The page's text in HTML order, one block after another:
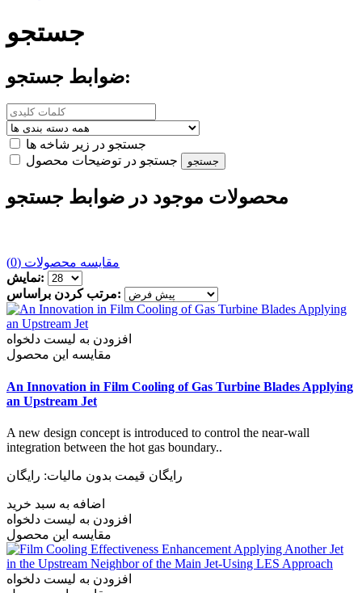
جستجو
ضوابط جستجو:
جستجو در زیر شاخه ها
جستجو در توضیحات محصول
محصولات موجود در ضوابط جستجو
مقایسه محصولات (0)
نمایش:
مرتب کردن براساس:
افزودن به لیست دلخواه
مقایسه این محصول
An Innovation in Film Cooling of Gas Turbine Blades Applying
an Upstream Jet
A new design concept is introduced to control the near-wall
integration between the hot gas boundary..
رایگان قیمت بدون مالیات: رایگان
اضافه به سبد خرید
افزودن به لیست دلخواه
مقایسه این محصول
افزودن به لیست دلخواه